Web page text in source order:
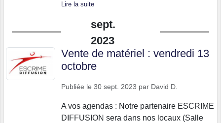
Lire la suite
sept.
2023
Vente de matériel : vendredi 13
octobre
Publiée le 30 sept. 2023 par David D.
A vos agendas : Notre partenaire ESCRIME
DIFFUSION sera dans nos locaux (Salle